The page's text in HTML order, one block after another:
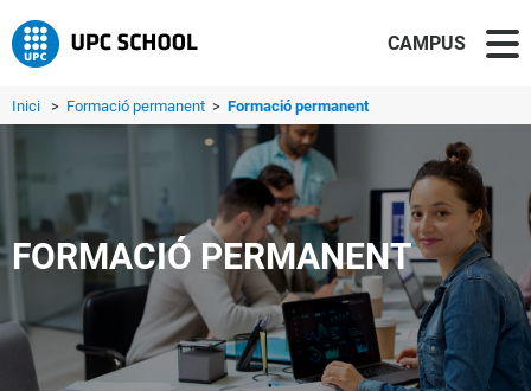
CAMPUS
Inici > Formació permanent > Formació permanent
FORMACIÓ PERMANENT